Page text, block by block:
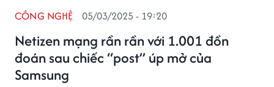
Netizen mạng rần rần với 1.001 đồn
đoán sau chiếc “post” úp mở của
Samsung
CÔNG NGHỆ 05/03/2025 - 19:20